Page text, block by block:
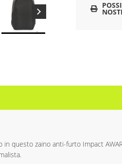
zaino anti-furto Impact